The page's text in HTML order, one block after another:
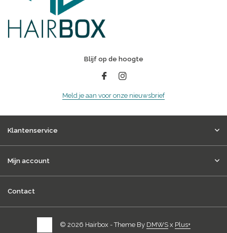
Blijf op de hoogte
Meld je aan voor onze nieuwsbrief
Klantenservice
Mijn account
Contact
© 2026 Hairbox - Theme By DMWSx Plus+